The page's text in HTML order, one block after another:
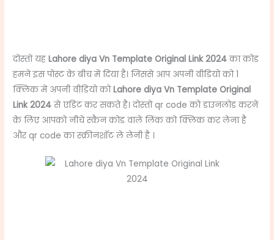
दोस्तो यहLahore diya Vn Template Original Link 2024का कोड
हमने इस पोस्ट के बीच में दिया है। जिससे आप अपनी वीडियो को 1
क्लिक में अपनी वीडियो कोLahore diya Vn Template Original
Link 2024 से एडिट कर सकते है। दोस्तो qr code को डाउनलोड करने
के लिए आपको नीचे स्कैन कोड वाले लिंक को क्लिक कर लेना है
और qr code का स्क्रीनशॉट ले लेनी है ।